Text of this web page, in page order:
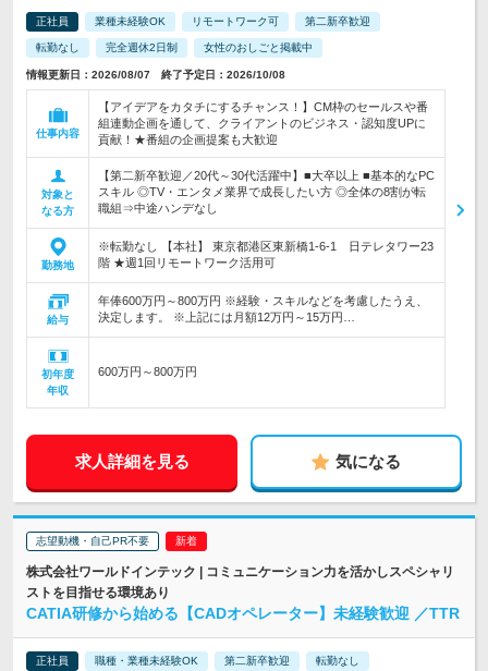
正社員 業種未経験OK リモートワーク可 第二新卒歓迎
転勤なし 完全週休2日制 女性のおしごと掲載中
情報更新日：2026/08/07 終了予定日：2026/10/08
仕事内容
【アイデアをカタチにするチャンス！】CM枠のセールスや番
組連動企画を通して、クライアントのビジネス・認知度UPに
貢献！★番組の企画提案も大歓迎
対象と
なる方
【第二新卒歓迎／20代～30代活躍中】■大卒以上 ■基本的なPC
スキル ◎TV・エンタメ業界で成長したい方 ◎全体の8割が転
職組⇒中途ハンデなし
勤務地
※転勤なし 【本社】 東京都港区東新橋1-6-1 日テレタワー23
階 ★週1回リモートワーク活用可
給与
年俸600万円～800万円 ※経験・スキルなどを考慮したうえ、
決定します。 ※上記には月額12万円～15万円…
初年度
年収
600万円～800万円
求人詳細を見る 気になる
志望動機・自己PR不要
株式会社ワールドインテック | コミュニケーション力を活かしスペシャリ
ストを目指せる環境あり
CATIA研修から始める【CADオペレーター】未経験歓迎 ／TTR
正社員 職種・業種未経験OK 第二新卒歓迎 転勤なし